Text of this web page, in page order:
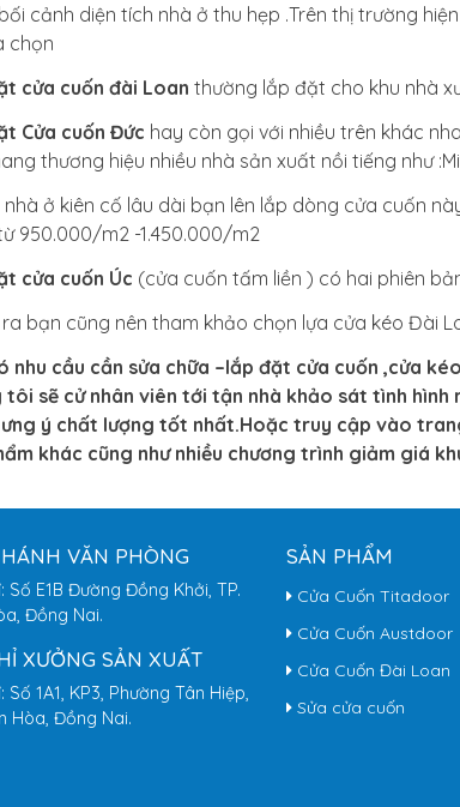
cảnh diện tích nhà ở thu hẹp .Trên thị trường
chọn
cửa cuốn đài Loan thường lắp đặt cho khu nhà
Cửa cuốn Đức hay còn gọi với nhiều trên khác
thương hiệu nhiều nhà sản xuất nồi tiếng như
nhà ở kiên cố lâu dài bạn lên lắp dòng cửa cuốn
950.000/m2 -1.450.000/m2
cửa cuốn Úc (cửa cuốn tấm liền ) có hai phiên
bạn cũng nên tham khảo chọn lựa cửa kéo Đài
nhu cầu cần sửa chữa –lắp đặt cửa cuốn ,cửa
tôi sẽ cử nhân viên tới tận nhà khảo sát tình
ý chất lượng tốt nhất.Hoặc truy cập vào
khác cũng như nhiều chương trình giảm giá
VĂN PHÒNG
Số E1B Đường Đồng Khởi, TP.
Đồng Nai.
XƯỞNG SẢN XUẤT
Số 1A1, KP3, Phường Tân Hiệp,
Hòa, Đồng Nai.
SẢN PHẨM
Cửa Cuốn Titadoor
Cửa Cuốn Austdoor
Cửa Cuốn Đài Loan
Sửa cửa cuốn